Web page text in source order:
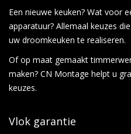
Een nieuwe keuken? Wat voor
apparatuur? Allemaal keuzes
uw droomkeuken te realiseren.
Of op maat gemaakt
maken? CN Montage helpt u
keuzes.
Vlok garantie